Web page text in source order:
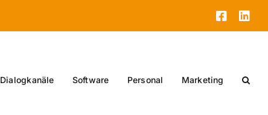
Dialogkanäle Software Personal Marketing